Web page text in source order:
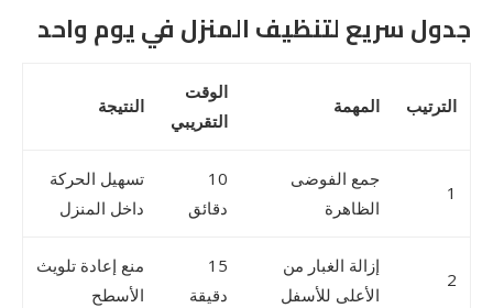
جدول سريع لتنظيف المنزل في يوم واحد
الترتيب المهمة
الوقت
التقريبي
النتيجة
1
جمع الفوضى
الظاهرة
10
دقائق
تسهيل الحركة
داخل المنزل
2
إزالة الغبار من
الأعلى للأسفل
15
دقيقة
منع إعادة تلويث
الأسطح